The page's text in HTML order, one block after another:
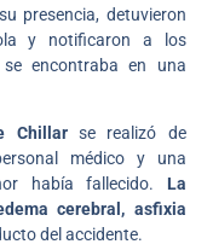
presencia, detuvieron
y notificaron a los
encontraba en una
Chillarse realizó de
médico y una
había fallecido. La
cerebral, asfixia
del accidente.